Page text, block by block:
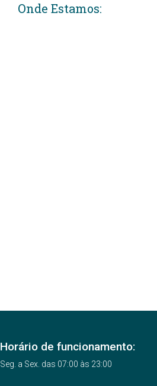
Onde Estamos:
Horário de funcionamento:
Seg. a Sex. das 07:00 às 23:00